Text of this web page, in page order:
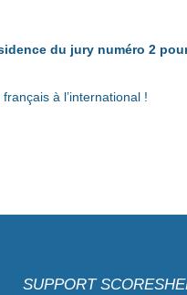
du jury numéro 2
à l’international !
SUPPORT